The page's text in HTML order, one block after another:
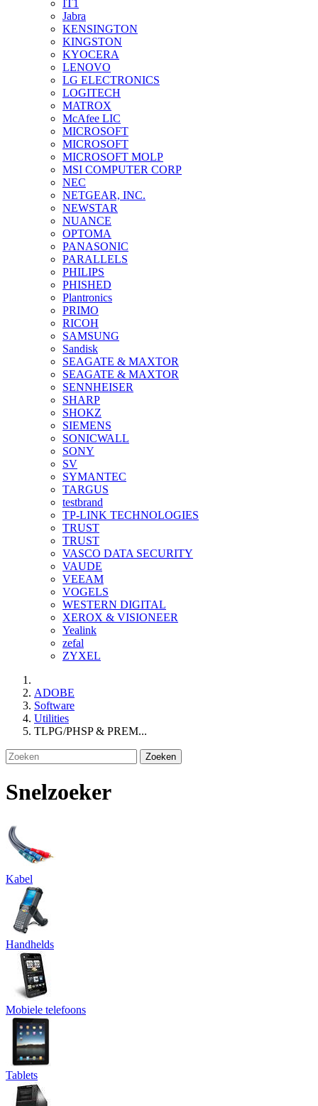
IT1
Jabra
KENSINGTON
KINGSTON
KYOCERA
LENOVO
LG ELECTRONICS
LOGITECH
MATROX
McAfee LIC
MICROSOFT
MICROSOFT
MICROSOFT MOLP
MSI COMPUTER CORP
NEC
NETGEAR, INC.
NEWSTAR
NUANCE
OPTOMA
PANASONIC
PARALLELS
PHILIPS
PHISHED
Plantronics
PRIMO
RICOH
SAMSUNG
Sandisk
SEAGATE & MAXTOR
SEAGATE & MAXTOR
SENNHEISER
SHARP
SHOKZ
SIEMENS
SONICWALL
SONY
SV
SYMANTEC
TARGUS
testbrand
TP-LINK TECHNOLOGIES
TRUST
TRUST
VASCO DATA SECURITY
VAUDE
VEEAM
VOGELS
WESTERN DIGITAL
XEROX & VISIONEER
Yealink
zefal
ZYXEL
ADOBE
Software
Utilities
TLPG/PHSP & PREM...
Zoeken
Snelzoeker
Kabel
Handhelds
Mobiele telefoons
Tablets